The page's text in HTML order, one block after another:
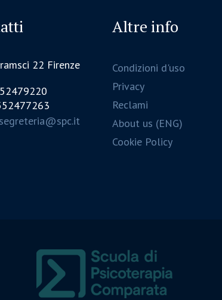
22 Firenze
segreteria@spc.it
Altre info
Condizioni d'uso
Privacy
Reclami
About us (ENG)
Cookie Policy